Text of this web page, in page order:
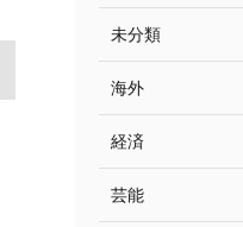
未分類
海外
経済
芸能